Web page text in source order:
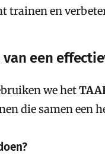
trainen en
een
we het
die samen een